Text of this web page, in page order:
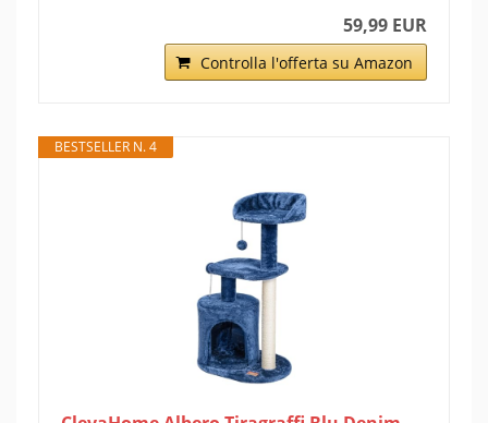
59,99 EUR
Controlla l'offerta su Amazon
BESTSELLER N. 4